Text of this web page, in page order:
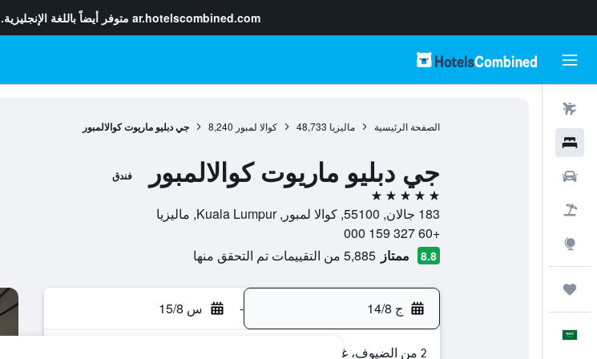
ar.hotelscombined.com متوفر أيضاً باللغة الإنجليزية.
الصفحة الرئيسية ماليزيا 48,733 كوالا لمبور 8,240 جي دبليو ماريوت كوالالمبور
جي دبليو ماريوت كوالالمبور فندق
5 نجوم
183 جالان, 55100, كوالا لمبور, Kuala Lumpur, ماليزيا
+60 327 159 000
8.8 ممتاز 5,885 من التقييمات تم التحقق منها
ج 14/8 - س 15/8
2 من الضيوف، غرفة واحدة